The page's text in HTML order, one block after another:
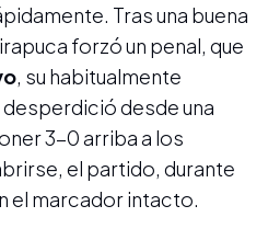
Tras una buena
forzó un penal, que
, su habitualmente
desde una
3-0 arriba a los
el partido, durante
el marcador intacto.